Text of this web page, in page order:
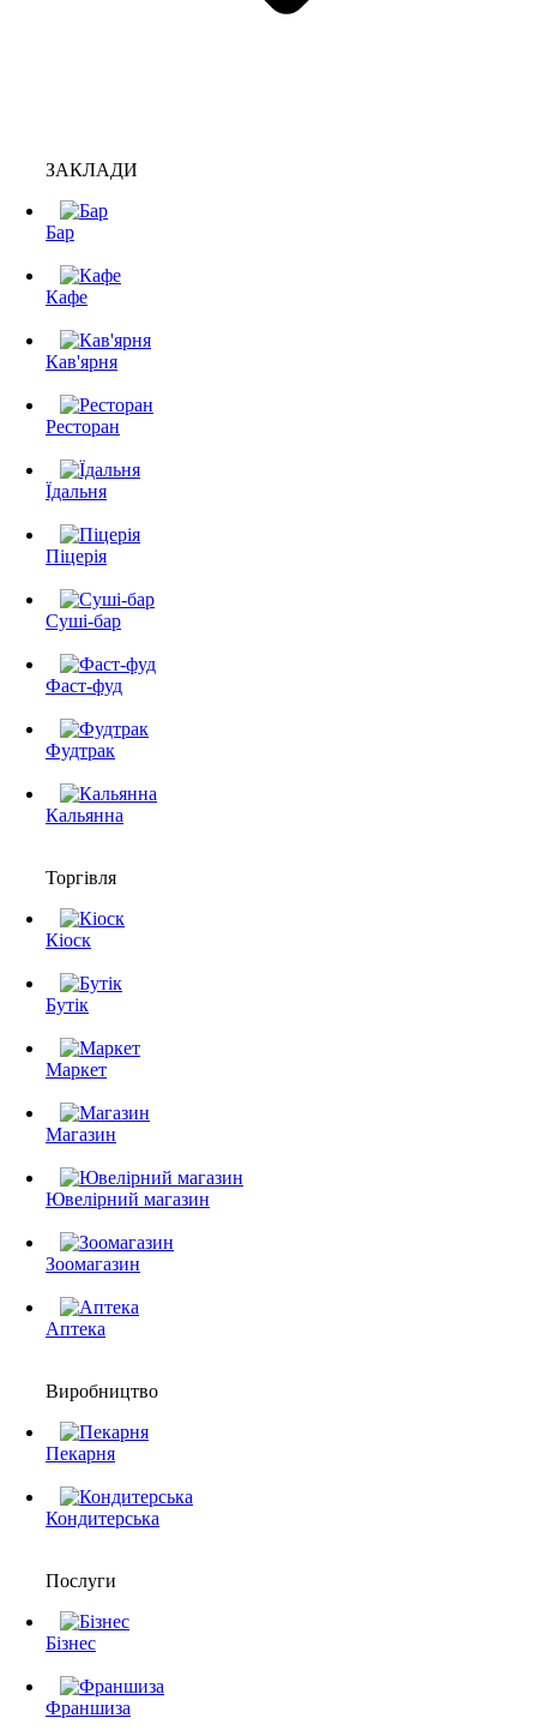
ЗАКЛАДИ
Бар
Кафе
Кав'ярня
Ресторан
Їдальня
Піцерія
Суші-бар
Фаст-фуд
Фудтрак
Кальянна
Торгівля
Кіоск
Бутік
Маркет
Магазин
Ювелірний магазин
Зоомагазин
Аптека
Виробництво
Пекарня
Кондитерська
Послуги
Бізнес
Франшиза